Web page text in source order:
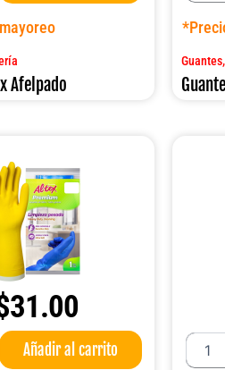
Afelpado
IND.
450
cantidad
Guantes
31.00
Añadir al carrito
Guante
Altex